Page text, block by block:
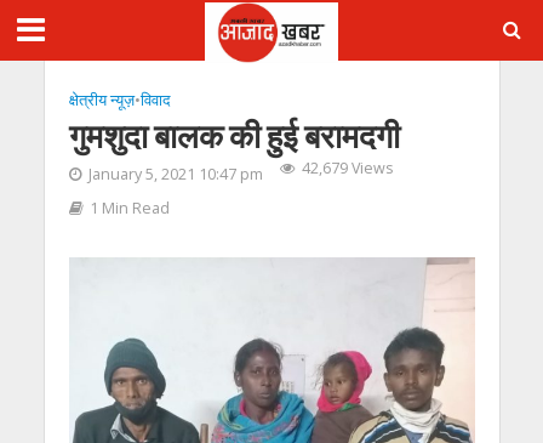
क्षेत्रीय न्यूज़•विवाद
गुमशुदा बालक की हुई बरामदगी
January 5, 2021 10:47 pm
42,679 Views
1 Min Read